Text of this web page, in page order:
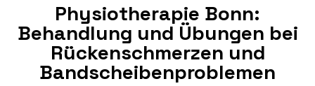
Physiotherapie Bonn:
Behandlung und Übungen bei
Rückenschmerzen und
Bandscheibenproblemen